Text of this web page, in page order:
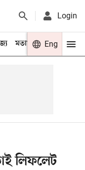
Login
মতামত খেলা
Eng
লিফলেট